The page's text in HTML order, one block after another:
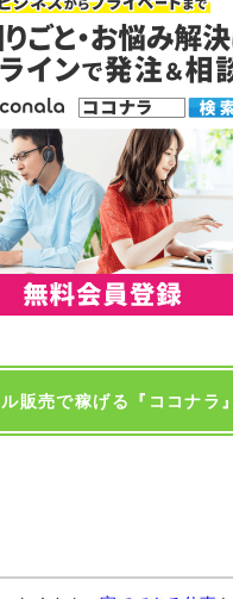
販売で稼げる『ココナラ』